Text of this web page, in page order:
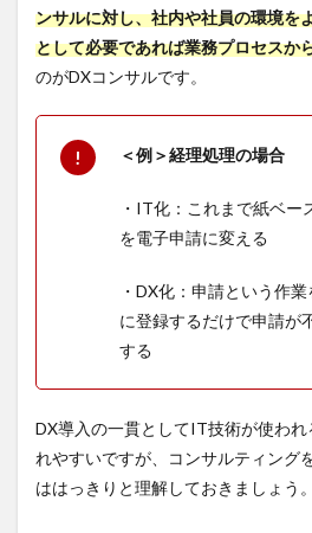
ンサルに対し、社内や社員の環境を
として必要であれば業務プロセスか
のがDXコンサルです。
＜例＞経理処理の場合
・IT化：これまで紙ベー
を電子申請に変える
・DX化：申請という作
に登録するだけで申請が
する
DX導入の一貫としてIT技術が使われ
れやすいですが、コンサルティング
ははっきりと理解しておきましょう。